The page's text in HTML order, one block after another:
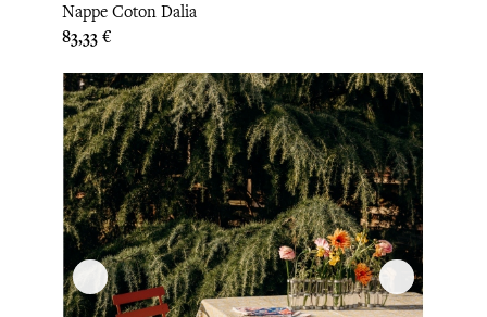
Nappe Coton Dalia
Prix
83,33 €